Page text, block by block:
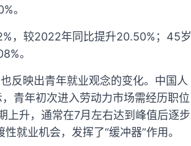
。
，较2022年同比提升20.50%；45岁
。
反映出青年就业观念的变化。中国人
青年初次进入劳动力市场需经历职位
上升，通常在7月左右达到峰值后逐步
就业机会，发挥了“缓冲器”作用。